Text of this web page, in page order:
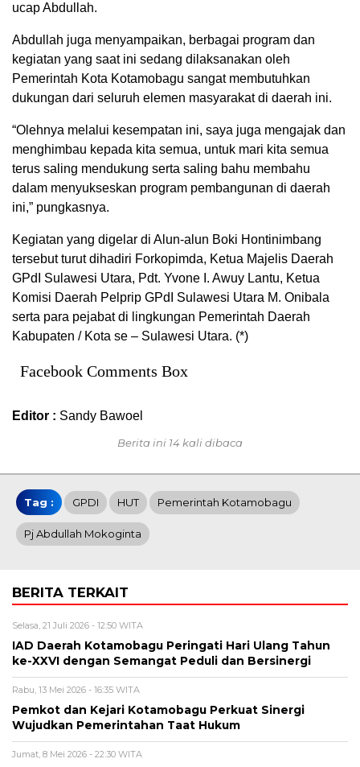
ucap Abdullah.
Abdullah juga menyampaikan, berbagai program dan
kegiatan yang saat ini sedang dilaksanakan oleh
Pemerintah Kota Kotamobagu sangat membutuhkan
dukungan dari seluruh elemen masyarakat di daerah ini.
“Olehnya melalui kesempatan ini, saya juga mengajak dan
menghimbau kepada kita semua, untuk mari kita semua
terus saling mendukung serta saling bahu membahu
dalam menyukseskan program pembangunan di daerah
ini,” pungkasnya.
Kegiatan yang digelar di Alun-alun Boki Hontinimbang
tersebut turut dihadiri Forkopimda, Ketua Majelis Daerah
GPdI Sulawesi Utara, Pdt. Yvone I. Awuy Lantu, Ketua
Komisi Daerah Pelprip GPdI Sulawesi Utara M. Onibala
serta para pejabat di lingkungan Pemerintah Daerah
Kabupaten / Kota se – Sulawesi Utara. (*)
Facebook Comments Box
Editor : Sandy Bawoel
Berita ini 14 kali dibaca
Tag : GPDI HUT Pemerintah Kotamobagu
Pj Abdullah Mokoginta
BERITA TERKAIT
Selasa, 21 Juli 2026 - 12:50 WITA
IAD Daerah Kotamobagu Peringati Hari Ulang Tahun
ke-XXVI dengan Semangat Peduli dan Bersinergi
Rabu, 13 Mei 2026 - 16:35 WITA
Pemkot dan Kejari Kotamobagu Perkuat Sinergi
Wujudkan Pemerintahan Taat Hukum
Jumat, 8 Mei 2026 - 22:30 WITA